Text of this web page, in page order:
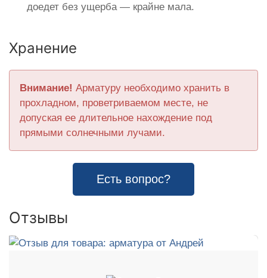
доедет без ущерба — крайне мала.
Хранение
Внимание! Арматуру необходимо хранить в
прохладном, проветриваемом месте, не
допуская ее длительное нахождение под
прямыми солнечными лучами.
Есть вопрос?
Отзывы